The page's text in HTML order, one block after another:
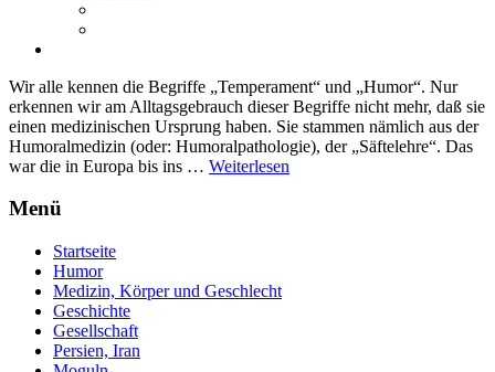
Wir alle kennen die Begriffe „Temperament“ und „Humor“. Nur
erkennen wir am Alltagsgebrauch dieser Begriffe nicht mehr, daß sie
einen medizinischen Ursprung haben. Sie stammen nämlich aus der
Humoralmedizin (oder: Humoralpathologie), der „Säftelehre“. Das
war die in Europa bis ins … Weiterlesen
Menü
Startseite
Humor
Medizin, Körper und Geschlecht
Geschichte
Gesellschaft
Persien, Iran